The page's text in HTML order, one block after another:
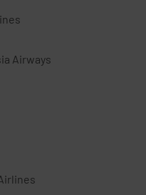
Airways